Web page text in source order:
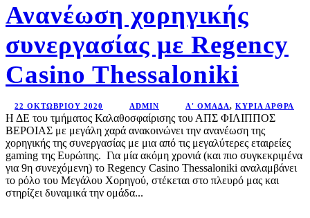
Ανανέωση χορηγικής
συνεργασίας με Regency
Casino Thessaloniki
22 ΟΚΤΩΒΡΊΟΥ 2020 ADMIN Α' ΟΜΆΔΑ, ΚΎΡΙΑ ΆΡΘΡΑ
Η ΔΕ του τμήματος Καλαθοσφαίρισης του ΑΠΣ ΦΙΛΙΠΠΟΣ
ΒΕΡΟΙΑΣ με μεγάλη χαρά ανακοινώνει την ανανέωση της
χορηγικής της συνεργασίας με μια από τις μεγαλύτερες εταιρείες
gaming της Ευρώπης. Για μία ακόμη χρονιά (και πιο συγκεκριμένα
για 9η συνεχόμενη) το Regency Casino Thessaloniki αναλαμβάνει
το ρόλο του Μεγάλου Χορηγού, στέκεται στο πλευρό μας και
στηρίζει δυναμικά την ομάδα...